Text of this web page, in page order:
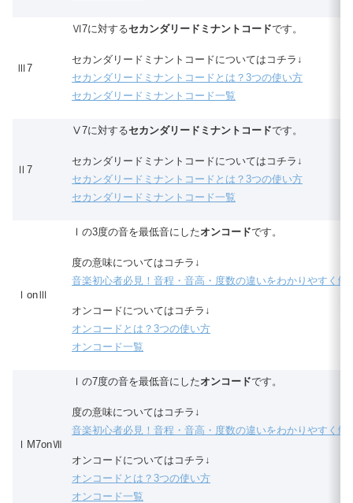
Ⅲ7
Ⅵ7に対するセカンダリードミナントコードです。
セカンダリードミナントコードについてはコチラ↓
セカンダリードミナントコードとは？3つの使い方
セカンダリードミナントコード一覧
Ⅱ7
Ⅴ7に対するセカンダリードミナントコードです。
セカンダリードミナントコードについてはコチラ↓
セカンダリードミナントコードとは？3つの使い方
セカンダリードミナントコード一覧
ⅠonⅢ
Ⅰの3度の音を最低音にしたオンコードです。
度の意味についてはコチラ↓
音楽初心者必見！音程・音高・度数の違いをわかりやすく解
オンコードについてはコチラ↓
オンコードとは？3つの使い方
オンコード一覧
ⅠM7onⅦ
Ⅰの7度の音を最低音にしたオンコードです。
度の意味についてはコチラ↓
音楽初心者必見！音程・音高・度数の違いをわかりやすく解
オンコードについてはコチラ↓
オンコードとは？3つの使い方
オンコード一覧